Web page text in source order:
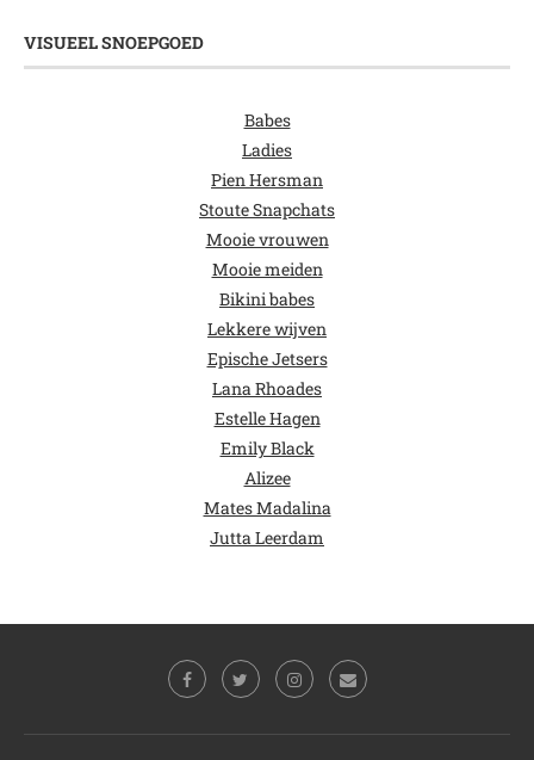
VISUEEL SNOEPGOED
Babes
Ladies
Pien Hersman
Stoute Snapchats
Mooie vrouwen
Mooie meiden
Bikini babes
Lekkere wijven
Epische Jetsers
Lana Rhoades
Estelle Hagen
Emily Black
Alizee
Mates Madalina
Jutta Leerdam